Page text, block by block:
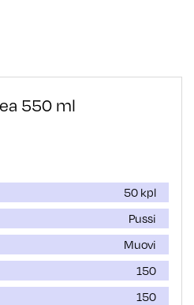
550 ml
50 kpl
Pussi
Muovi
150
150